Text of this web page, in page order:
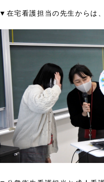
▼在宅看護担当の先生からは